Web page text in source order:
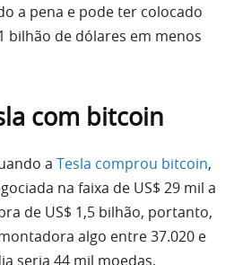
a pena e pode ter colocado
bilhão de dólares em menos
com bitcoin
a Tesla comprou bitcoin,
na faixa de US$ 29 mil a
de US$ 1,5 bilhão, portanto,
algo entre 37.020 e
seria 44 mil moedas.